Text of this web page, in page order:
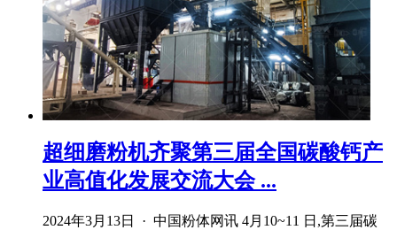
超细磨粉机齐聚第三届全国碳酸钙产
业高值化发展交流大会 ...
2024年3月13日 · 中国粉体网讯 4月10~11 日,第三届碳